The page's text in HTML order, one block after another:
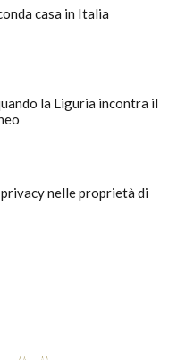
casa in Italia
la Liguria incontra il
privacy nelle proprietà di